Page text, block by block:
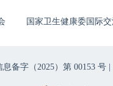
国家卫生健康委国际
备字（2025）第 00153 号 |